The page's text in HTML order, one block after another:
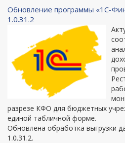
Обновление программы «1С-
1.0.31.2
разрезе КФО для бюджетных
единой табличной форме.
Обновлена обработка выгрузки
1.0.31.2.